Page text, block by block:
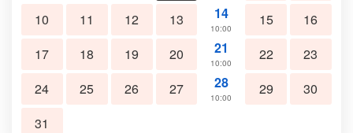
10
11 12 13 14
10:00 15
16
17
18 19 20 21
10:00 22
23
24
25 26 27 28
10:00 29
30
31